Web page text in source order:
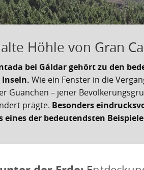
Höhle von Gran
bei Gáldar gehört zu den
Wie ein Fenster in die
Guanchen – jener
prägte. Besonders
eines der bedeutendsten